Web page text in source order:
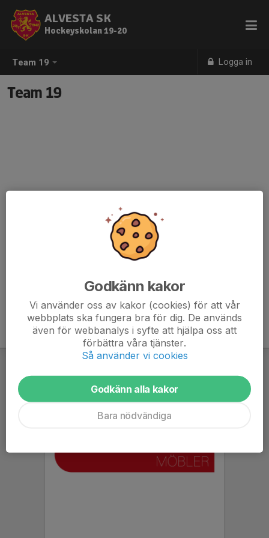
Team 19 Logga in
ALVESTA SK
Hockeyskolan 19-20
Team 19
Godkänn kakor
Vi använder oss av kakor (cookies) för att vår
webbplats ska fungera bra för dig. De används
även för webbanalys i syfte att hjälpa oss att
förbättra våra tjänster.
Så använder vi cookies
Godkänn alla kakor
Bara nödvändiga